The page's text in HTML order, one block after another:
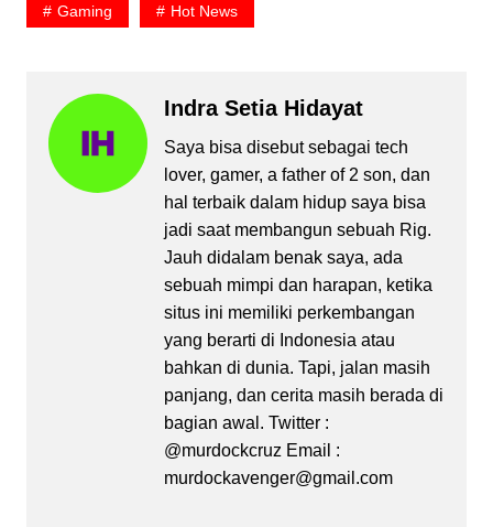
Gaming Hot News
Indra Setia Hidayat
Saya bisa disebut sebagai tech
lover, gamer, a father of 2 son, dan
hal terbaik dalam hidup saya bisa
jadi saat membangun sebuah Rig.
Jauh didalam benak saya, ada
sebuah mimpi dan harapan, ketika
situs ini memiliki perkembangan
yang berarti di Indonesia atau
bahkan di dunia. Tapi, jalan masih
panjang, dan cerita masih berada di
bagian awal. Twitter :
@murdockcruz Email :
murdockavenger@gmail.com